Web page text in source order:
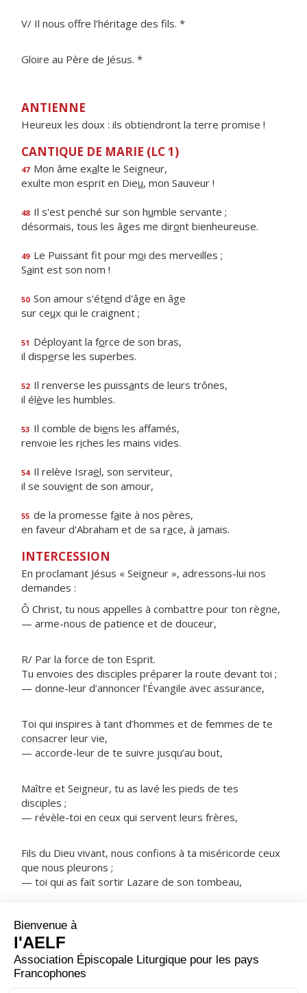
V/ Il nous offre l’héritage des fils. *
Gloire au Père de Jésus. *
ANTIENNE
Heureux les doux : ils obtiendront la terre promise !
CANTIQUE DE MARIE (LC 1)
47 Mon âme exalte le Seigneur,
exulte mon esprit en Dieu, mon Sauveur !
48 Il s'est penché sur son humble servante ;
désormais, tous les âges me diront bienheureuse.
49 Le Puissant fit pour moi des merveilles ;
Saint est son nom !
50 Son amour s'étend d'âge en âge
sur ceux qui le craignent ;
51 Déployant la force de son bras,
il disperse les superbes.
52 Il renverse les puissants de leurs trônes,
il élève les humbles.
53 Il comble de biens les affamés,
renvoie les riches les mains vides.
54 Il relève Israël, son serviteur,
il se souvient de son amour,
55 de la promesse faite à nos pères,
en faveur d'Abraham et de sa race, à jamais.
INTERCESSION
En proclamant Jésus « Seigneur », adressons-lui nos
demandes :
Ô Christ, tu nous appelles à combattre pour ton règne,
— arme-nous de patience et de douceur,
R/ Par la force de ton Esprit.
Tu envoies des disciples préparer la route devant toi ;
— donne-leur d’annoncer l’Évangile avec assurance,
Toi qui inspires à tant d’hommes et de femmes de te
consacrer leur vie,
— accorde-leur de te suivre jusqu’au bout,
Maître et Seigneur, tu as lavé les pieds de tes
disciples ;
— révèle-toi en ceux qui servent leurs frères,
Fils du Dieu vivant, nous confions à ta miséricorde ceux
que nous pleurons ;
— toi qui as fait sortir Lazare de son tombeau,
NOTRE PÈRE
ORAISON
Accorde-nous, Dieu tout-puissant, tandis que nous